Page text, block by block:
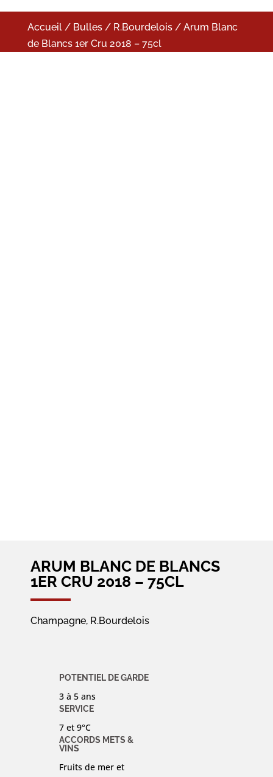
Accueil/ Bulles/ R.Bourdelois/ Arum Blanc
de Blancs 1er Cru 2018 – 75cl
ARUM BLANC DE BLANCS
1ER CRU 2018 – 75CL
Champagne, R.Bourdelois
POTENTIEL DE GARDE
3 à 5 ans
SERVICE
7 et 9°C
ACCORDS METS &
VINS
Fruits de mer et